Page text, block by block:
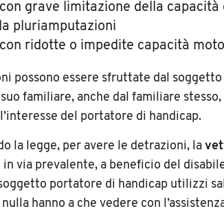
grave limitazione della capacità
pluriamputazioni
ridotte o impedite capacità
possono essere sfruttate dal
familiare, anche dal familiare
del portatore di handicap.
la legge, per avere le detrazioni, la
via prevalente, a beneficio del
portatore di handicap utilizzi
hanno a che vedere con